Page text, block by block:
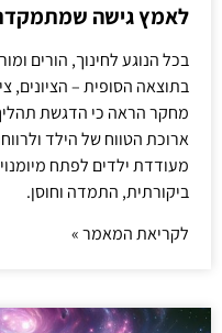
לאמץ גישה
בכל הנוגע לחינוך, הורים
בתוצאה הסופית – הציונים,
מחקר הראה כי הדגשת
ארוכת הטווח של הילד
מעודדת ילדים לפתח
ביקורתית, התמדה וחוסן.
לקריאת המאמר »